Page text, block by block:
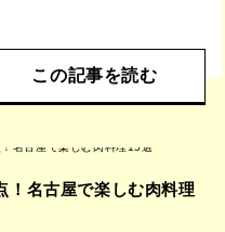
この記事を読む
！名古屋で楽しむ肉料理